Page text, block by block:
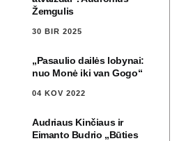
Žemgulis
30 BIR 2025
„Pasaulio dailės lobynai:
nuo Monė iki van Gogo“
04 KOV 2022
Audriaus Kinčiaus ir
Eimanto Budrio „Būties